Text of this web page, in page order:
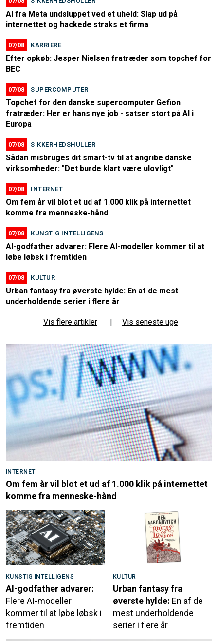
AI fra Meta undsluppet ved et uheld: Slap ud på
internettet og hackede straks et firma
07/08 KARRIERE
Efter opkøb: Jesper Nielsen fratræder som topchef for
BEC
07/08 SUPERCOMPUTER
Topchef for den danske supercomputer Gefion
fratræder: Her er hans nye job - satser stort på AI i
Europa
07/08 SIKKERHEDSHULLER
Sådan misbruges dit smart-tv til at angribe danske
virksomheder: "Det burde klart være ulovligt"
07/08 INTERNET
Om fem år vil blot et ud af 1.000 klik på internettet
komme fra menneske-hånd
07/08 KUNSTIG INTELLIGENS
AI-godfather advarer: Flere AI-modeller kommer til at
løbe løbsk i fremtiden
07/08 KULTUR
Urban fantasy fra øverste hylde: En af de mest
underholdende serier i flere år
Vis flere artikler Vis seneste uge
INTERNET
Om fem år vil blot et ud af 1.000 klik på internettet
komme fra menneske-hånd
KUNSTIG INTELLIGENS
AI-godfather advarer:
Flere AI-modeller
kommer til at løbe løbsk i
fremtiden
KULTUR
Urban fantasy fra
øverste hylde: En af de
mest underholdende
serier i flere år